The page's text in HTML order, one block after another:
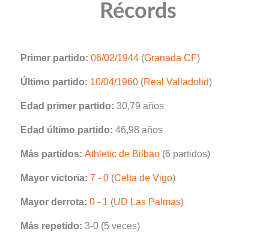
Récords
Primer partido: 06/02/1944 (Granada CF)
Último partido: 10/04/1960 (Real Valladolid)
Edad primer partido: 30,79 años
Edad último partido: 46,98 años
Más partidos: Athletic de Bilbao (6 partidos)
Mayor victoria: 7 - 0 (Celta de Vigo)
Mayor derrota: 0 - 1 (UD Las Palmas)
Más repetido: 3-0 (5 veces)